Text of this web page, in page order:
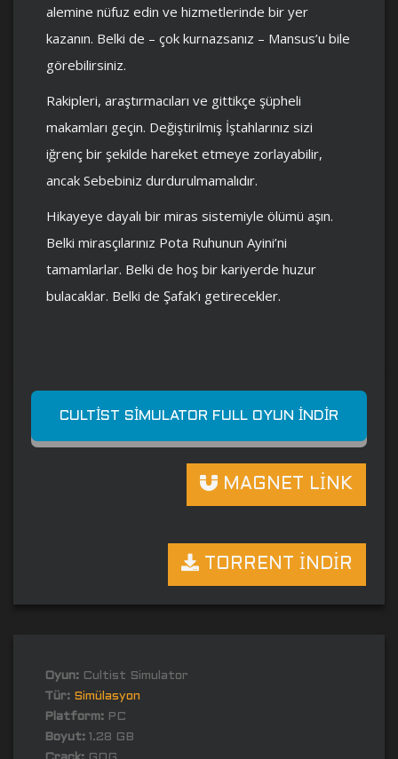
alemine nüfuz edin ve hizmetlerinde bir yer
kazanın. Belki de – çok kurnazsanız – Mansus’u bile
görebilirsiniz.
Rakipleri, araştırmacıları ve gittikçe şüpheli
makamları geçin. Değiştirilmiş İştahlarınız sizi
iğrenç bir şekilde hareket etmeye zorlayabilir,
ancak Sebebiniz durdurulmamalıdır.
Hikayeye dayalı bir miras sistemiyle ölümü aşın.
Belki mirasçılarınız Pota Ruhunun Ayini’ni
tamamlarlar. Belki de hoş bir kariyerde huzur
bulacaklar. Belki de Şafak’ı getirecekler.
CULTIST SIMULATOR FULL OYUN İNDIR
MAGNET LİNK
TORRENT İNDİR
Oyun: Cultist Simulator
Tür: Simülasyon
Platform: PC
Boyut: 1.28 GB